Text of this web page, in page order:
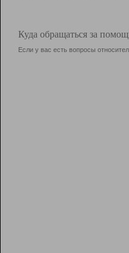
Куда обращаться за
Если у вас есть вопросы